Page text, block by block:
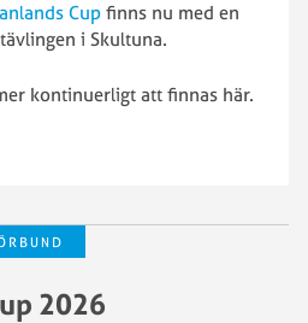
Cup finns nu med en
i Skultuna.
kontinuerligt att finnas här.
2026